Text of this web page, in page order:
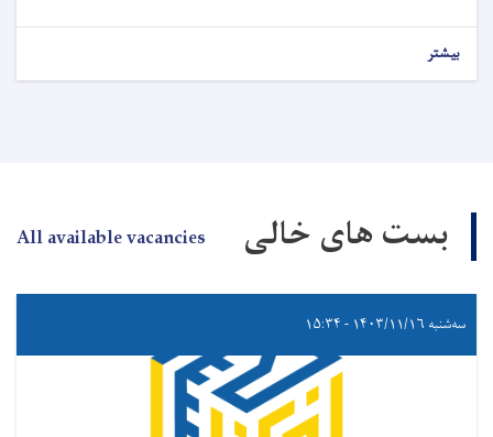
بیشتر
بست های خالی All available vacancies
سه‌شنبه ۱۴۰۳/۱۱/۱۶ - ۱۵:۳۴